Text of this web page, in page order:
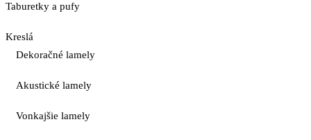
Taburetky a pufy
Kreslá
Dekoračné lamely
Akustické lamely
Vonkajšie lamely